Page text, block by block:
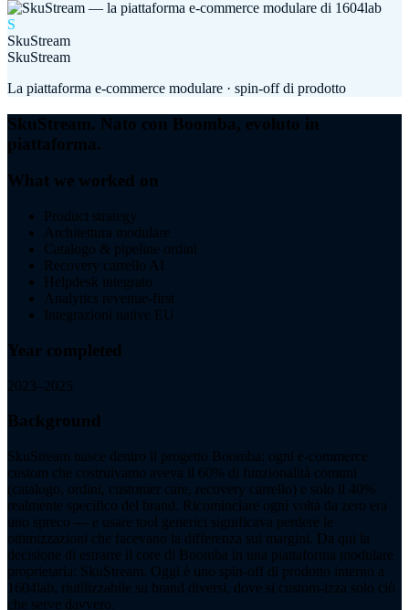
S
SkuStream
SkuStream
La piattaforma e-commerce modulare · spin-off di prodotto
SkuStream. Nato con Boomba, evoluto in
piattaforma.
What we worked on
Product strategy
Architettura modulare
Catalogo & pipeline ordini
Recovery carrello AI
Helpdesk integrato
Analytics revenue-first
Integrazioni native EU
Year completed
2023–2025
Background
SkuStream nasce dentro il progetto Boomba: ogni e-commerce
custom che costruivamo aveva il 60% di funzionalità comuni
(catalogo, ordini, customer care, recovery carrello) e solo il 40%
realmente specifico del brand. Ricominciare ogni volta da zero era
uno spreco — e usare tool generici significava perdere le
ottimizzazioni che facevano la differenza sui margini. Da qui la
decisione di estrarre il core di Boomba in una piattaforma modulare
proprietaria: SkuStream. Oggi è uno spin-off di prodotto interno a
1604lab, riutilizzabile su brand diversi, dove si custom-izza solo ciò
che serve davvero.